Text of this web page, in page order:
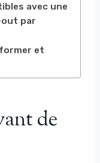
avec une
par
et
de